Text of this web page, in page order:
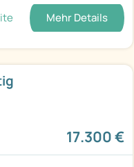
Mehr Details
17.300 €